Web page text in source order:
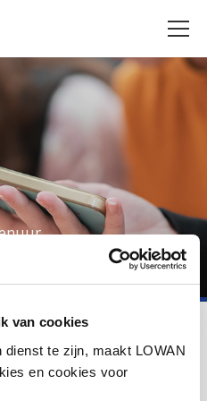
van cookies
te zijn, maakt LOWAN
en cookies voor